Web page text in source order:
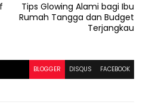
Tips Glowing Alami bagi Ibu
Rumah Tangga dan Budget
Terjangkau
BLOGGER DISQUS FACEBOOK